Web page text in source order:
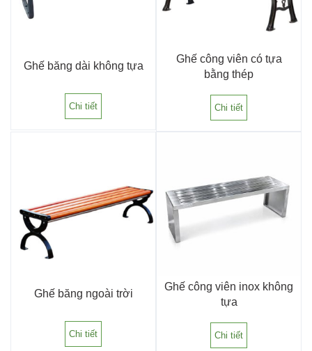
Ghế băng dài không tựa
Chi tiết
Ghế công viên có tựa
bằng thép
Chi tiết
Ghế băng ngoài trời
Chi tiết
Ghế công viên inox không
tựa
Chi tiết